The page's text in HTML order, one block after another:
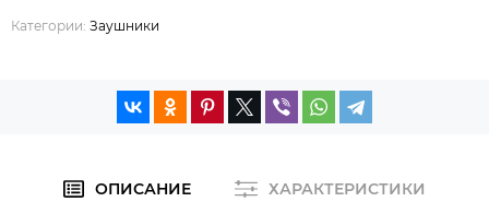
Категории: Заушники
ОПИСАНИЕ ХАРАКТЕРИСТИКИ